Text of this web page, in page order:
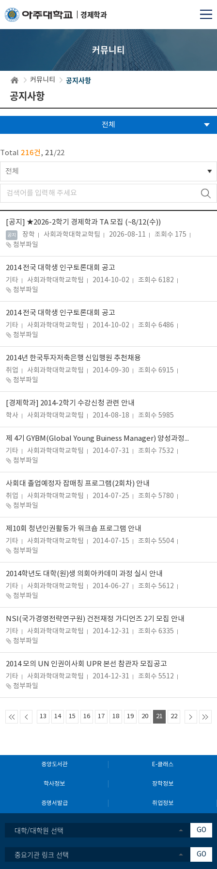
경제학과
커뮤니티
커뮤니티 공지사항
공지사항
전체
Total 216건, 21/22
전체
[공지] ★2026-2학기 경제학과 TA 모집 (~8/12(수))
공지 장학 사회과학대학교학팀 2026-08-11
조회수 175
첨부파일
2014 전국 대학생 인구토론대회 공고
기타 사회과학대학교학팀 2014-10-02
조회수 6182
첨부파일
2014 전국 대학생 인구토론대회 공고
기타 사회과학대학교학팀 2014-10-02
조회수 6486
첨부파일
2014년 한국투자저축은행 신입행원 추천채용
취업 사회과학대학교학팀 2014-09-30
조회수 6915
첨부파일
[경제학과] 2014-2학기 수강신청 관련 안내
학사 사회과학대학교학팀 2014-08-18 조회수 5985
제 4기 GYBM(Global Young Buiness Manager) 양성과정 모집 안내
기타 사회과학대학교학팀 2014-07-31
조회수 7532
첨부파일
사회대 졸업예정자 잡매칭 프로그램(2회차) 안내
취업 사회과학대학교학팀 2014-07-25
조회수 5780
첨부파일
제10회 청년인권활동가 워크숍 프로그램 안내
기타 사회과학대학교학팀 2014-07-15
조회수 5504
첨부파일
2014학년도 대학(원)생 의회아카데미 과정 실시 안내
기타 사회과학대학교학팀 2014-06-27
조회수 5612
첨부파일
NSI(국가경영전략연구원) 건전재정 가디언즈 2기 모집 안내
기타 사회과학대학교학팀 2014-12-31
조회수 6335
첨부파일
2014 모의 UN 인권이사회 UPR 본선 참관자 모집공고
기타 사회과학대학교학팀 2014-12-31
조회수 5512
첨부파일
13 14 15 16 17 18 19 20 21 22
중앙도서관 E-클래스
학사정보 장학정보
증명서발급 취업정보
대학/대학원 선택 GO
중요기관 링크 선택 GO